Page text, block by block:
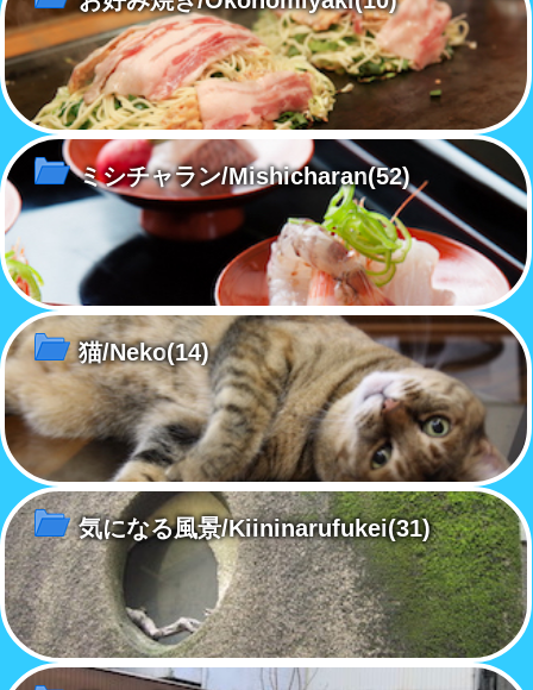
ミシチャラン/Mishicharan(52)
猫/Neko(14)
気になる風景/Kiininarufukei(31)